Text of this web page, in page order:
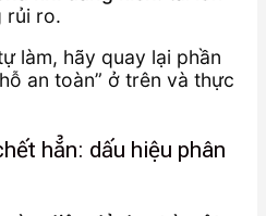
rủi ro.
làm, hãy quay lại phần
an toàn” ở trên và thực
hẳn: dấu hiệu phân